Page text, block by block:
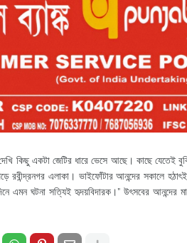
দেখি কিছু একটা জেটির ধারে ভেসে আছে। কাছে যেতেই
এলাকা। ভাইফোঁটার আনন্দের সকালে
এমন ঘটনা সত্যিই হৃদয়বিদারক।” উৎসবের